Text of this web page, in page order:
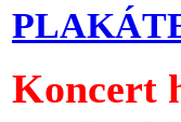
Koncert